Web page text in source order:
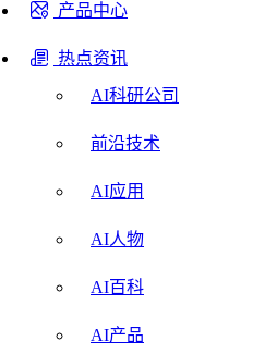
产品中心
热点资讯
AI科研公司
前沿技术
AI应用
AI人物
AI百科
AI产品